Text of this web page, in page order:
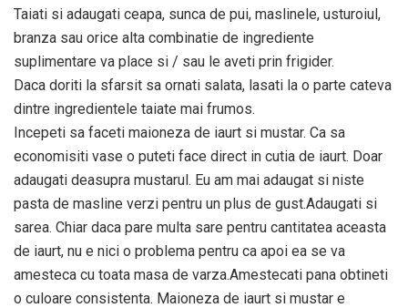
Taiati si adaugati ceapa, sunca de pui, maslinele, usturoiul,
branza sau orice alta combinatie de ingrediente
suplimentare va place si / sau le aveti prin frigider.
Daca doriti la sfarsit sa ornati salata, lasati la o parte cateva
dintre ingredientele taiate mai frumos.
Incepeti sa faceti maioneza de iaurt si mustar. Ca sa
economisiti vase o puteti face direct in cutia de iaurt. Doar
adaugati deasupra mustarul. Eu am mai adaugat si niste
pasta de masline verzi pentru un plus de gust.Adaugati si
sarea. Chiar daca pare multa sare pentru cantitatea aceasta
de iaurt, nu e nici o problema pentru ca apoi ea se va
amesteca cu toata masa de varza.Amestecati pana obtineti
o culoare consistenta. Maioneza de iaurt si mustar e